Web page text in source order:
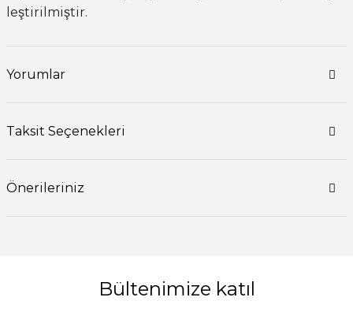
leştirilmiştir.
Yorumlar
Taksit Seçenekleri
Önerileriniz
Bültenimize katıl